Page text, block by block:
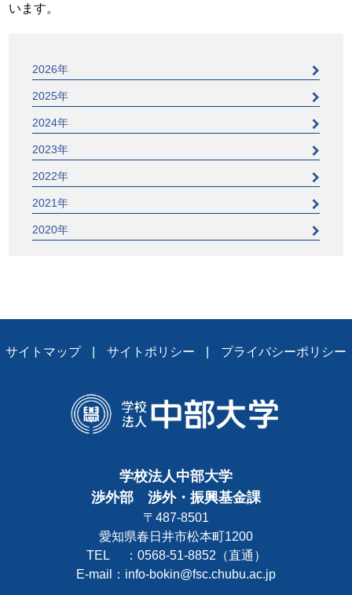
います。
2026年
2025年
2024年
2023年
2022年
2021年
2020年
サイトマップ サイトポリシー プライバシーポリシー
学校法人中部大学
渉外部 渉外・振興基金課
〒487-8501
愛知県春日井市松本町1200
TEL ：0568-51-8852（直通）
E-mail：info-bokin@fsc.chubu.ac.jp